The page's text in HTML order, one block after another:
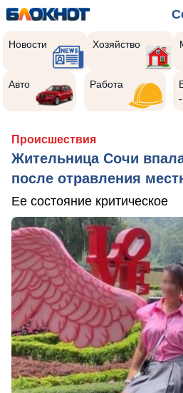
Новости Хозяйство
Авто Работа
Происшествия
Жительница Сочи
после отравления
Ее состояние критическое